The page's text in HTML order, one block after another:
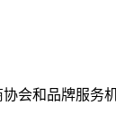
会和品牌服